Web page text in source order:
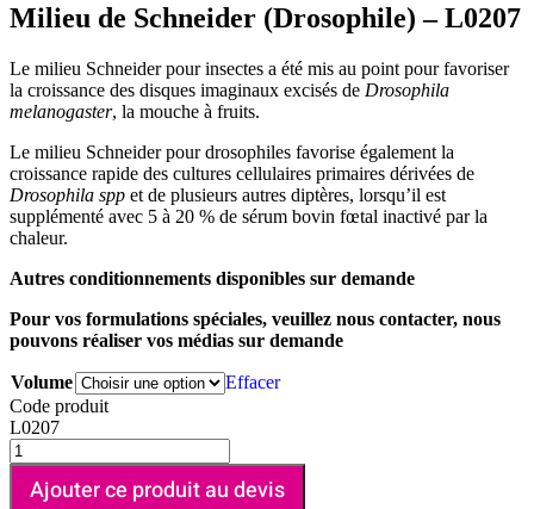
Milieu de Schneider (Drosophile) – L0207
Le milieu Schneider pour insectes a été mis au point pour favoriser
la croissance des disques imaginaux excisés de Drosophila
melanogaster, la mouche à fruits.
Le milieu Schneider pour drosophiles favorise également la
croissance rapide des cultures cellulaires primaires dérivées de
Drosophila spp et de plusieurs autres diptères, lorsqu’il est
supplémenté avec 5 à 20 % de sérum bovin fœtal inactivé par la
chaleur.
Autres conditionnements disponibles sur demande
Pour vos formulations spéciales, veuillez nous contacter, nous
pouvons réaliser vos médias sur demande
Volume
Effacer
Code produit
L0207
Ajouter ce produit au devis